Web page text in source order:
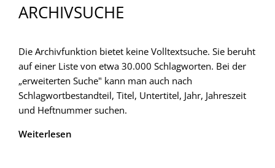
ARCHIVSUCHE
Die Archivfunktion bietet keine Volltextsuche. Sie beruht
auf einer Liste von etwa 30.000 Schlagworten. Bei der
„erweiterten Suche" kann man auch nach
Schlagwortbestandteil, Titel, Untertitel, Jahr, Jahreszeit
und Heftnummer suchen.
Weiterlesen